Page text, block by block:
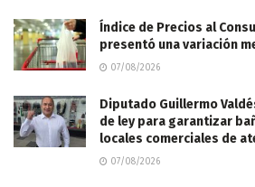
Índice de Precios al
presentó una variación
07/08/2026
Diputado Guillermo
de ley para garantizar
locales comerciales de
07/08/2026